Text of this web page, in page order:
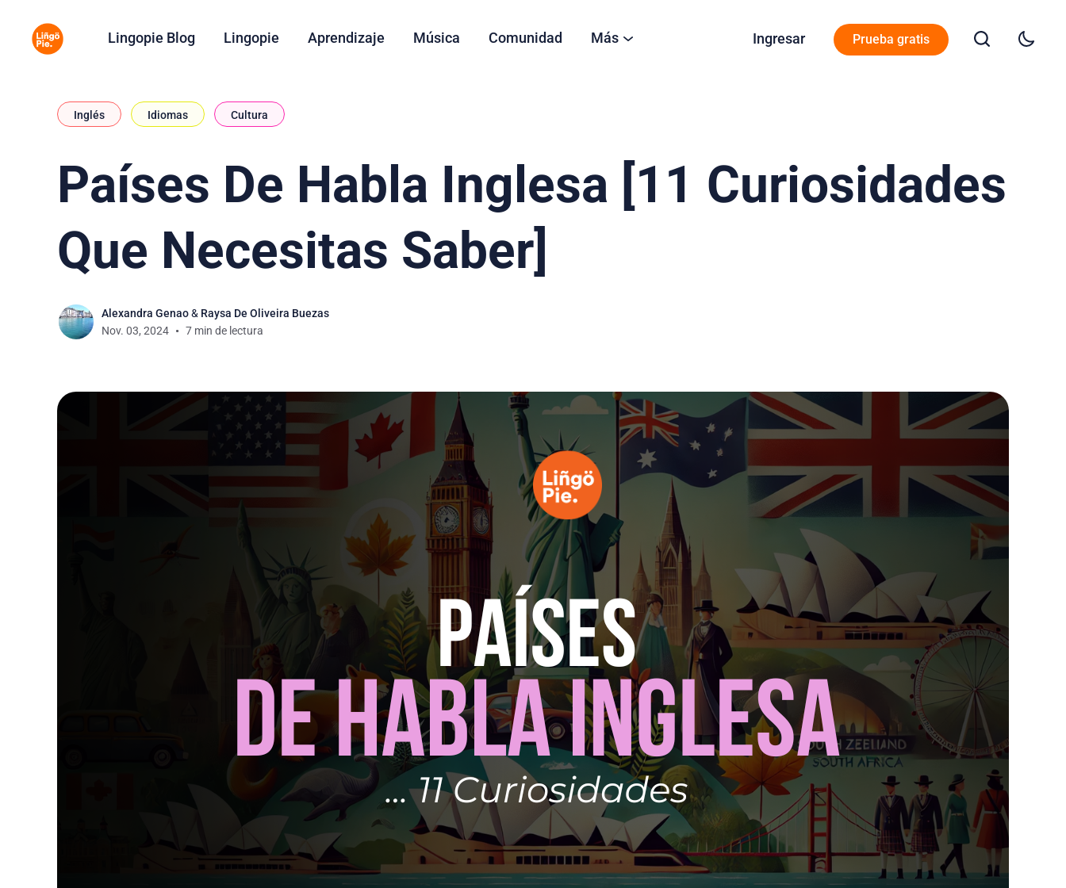
Lingopie Blog Lingopie Aprendizaje Música Comunidad Más Ingresar Prueba gratis
Inglés Idiomas Cultura
Países De Habla Inglesa [11 Curiosidades
Que Necesitas Saber]
Alexandra Genao& Raysa De Oliveira Buezas
Nov. 03, 2024
7 min de lectura